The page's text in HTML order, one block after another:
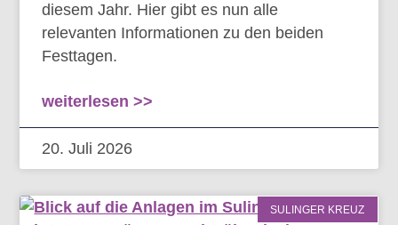
diesem Jahr. Hier gibt es nun alle
relevanten Informationen zu den beiden
Festtagen.
weiterlesen >>
20. Juli 2026
SULINGER KREUZ